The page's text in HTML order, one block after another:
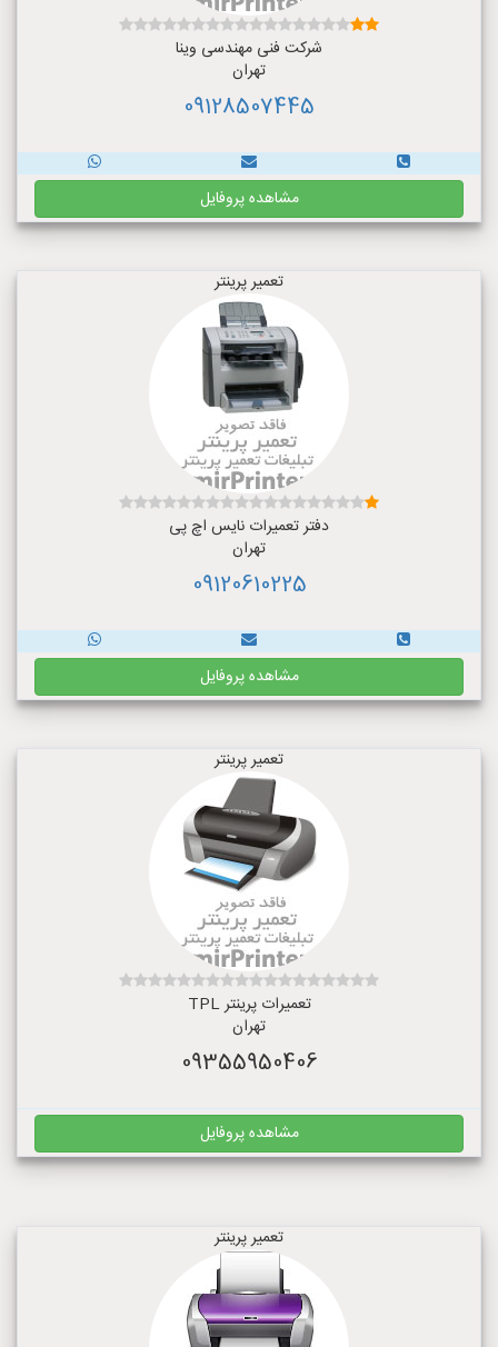
شرکت فنی مهندسی وینا
تهران
09128507445
مشاهده پروفایل
تعمیر پرینتر
دفتر تعمیرات نایس اچ پی
تهران
09120610225
مشاهده پروفایل
تعمیر پرینتر
تعمیرات پرینتر TPL
تهران
09355950406
مشاهده پروفایل
تعمیر پرینتر